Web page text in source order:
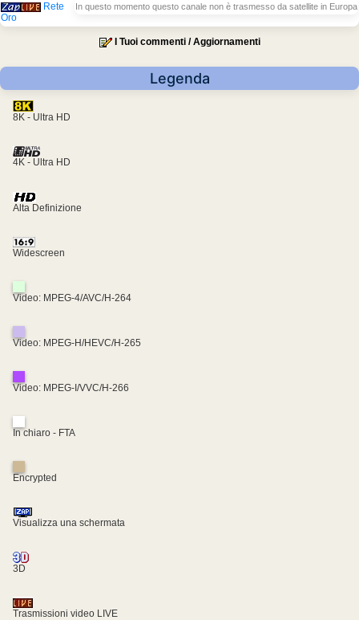
Rete
Oro
In questo momento questo canale non è trasmesso da satellite in Europa
I Tuoi commenti / Aggiornamenti
Legenda
8K - Ultra HD
4K - Ultra HD
Alta Definizione
Widescreen
Video: MPEG-4/AVC/H-264
Video: MPEG-H/HEVC/H-265
Video: MPEG-I/VVC/H-266
In chiaro - FTA
Encrypted
Visualizza una schermata
3D
Trasmissioni video LIVE